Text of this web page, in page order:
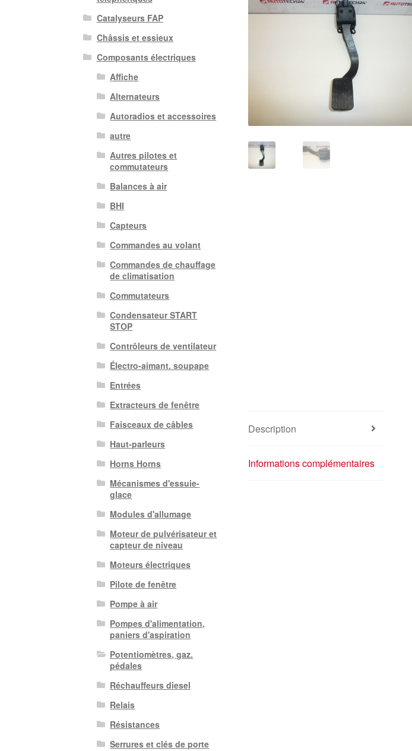
Description
Informations complémentaires
Catalyseurs FAP
Châssis et essieux
Composants électriques
Affiche
Alternateurs
Autoradios et accessoires
autre
Autres pilotes et
commutateurs
Balances à air
BHI
Capteurs
Commandes au volant
Commandes de chauffage
de climatisation
Commutateurs
Condensateur START
STOP
Contrôleurs de ventilateur
Électro-aimant. soupape
Entrées
Extracteurs de fenêtre
Faisceaux de câbles
Haut-parleurs
Horns Horns
Mécanismes d'essuie-
glace
Modules d'allumage
Moteur de pulvérisateur et
capteur de niveau
Moteurs électriques
Pilote de fenêtre
Pompe à air
Pompes d'alimentation,
paniers d'aspiration
Potentiomètres, gaz.
pédales
Réchauffeurs diesel
Relais
Résistances
Serrures et clés de porte